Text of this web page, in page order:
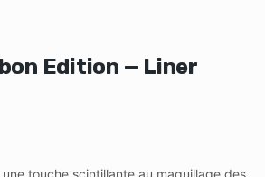
Edition — Liner
touche scintillante au maquillage des